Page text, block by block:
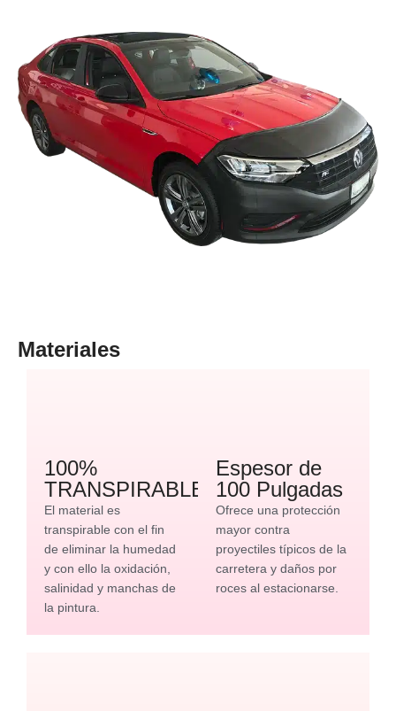
Materiales
100%
TRANSPIRABLE
El material es
transpirable con el fin
de eliminar la humedad
y con ello la oxidación,
salinidad y manchas de
la pintura.
Espesor de
100 Pulgadas
Ofrece una protección
mayor contra
proyectiles típicos de la
carretera y daños por
roces al estacionarse.